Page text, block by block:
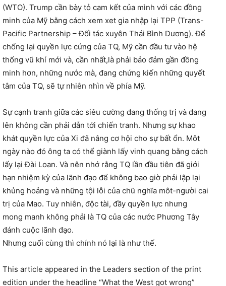
(WTO). Trump cần bày tỏ cam kết của mình với các đồng
minh của Mỹ bằng cách xem xet gia nhập lại TPP (Trans-
Pacific Partnership – Đối tác xuyên Thái Bình Dương). Để
chống lại quyền lực cứng của TQ, Mỹ cần đầu tư vào hệ
thống vũ khí mới và, cần nhất,là phải bảo đảm gần đồng
minh hơn, những nước mà, đang chứng kiến những quyết
tâm của TQ, sẽ tự nhiên nhìn về phía Mỹ.
Sự cạnh tranh giữa các siêu cường đang thống trị và đang
lên không cần phải dẫn tới chiến tranh. Nhưng sự khao
khát quyền lực của Xi đã nâng cơ hội cho sự bất ổn. Môt
ngày nào đó ông ta có thể giành lấy vinh quang bằng cách
lấy lại Đài Loan. Và nên nhớ rằng TQ lần đầu tiên đã giới
hạn nhiệm kỳ của lãnh đạo để không bao giờ phải lập lại
khủng hoảng và những tội lỗi của chũ nghĩa môt-người cai
trị của Mao. Tuy nhiên, độc tài, đầy quyền lực nhưng
mong manh không phải là TQ của các nước Phương Tây
đánh cuộc lãnh đạo.
Nhưng cuối cùng thì chính nó lại là như thế.
This article appeared in the Leaders section of the print
edition under the headline “What the West got wrong”